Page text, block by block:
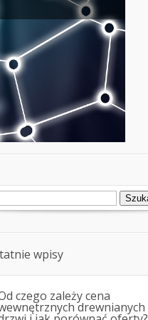
wpisy
czego zależy cena
drewnianych